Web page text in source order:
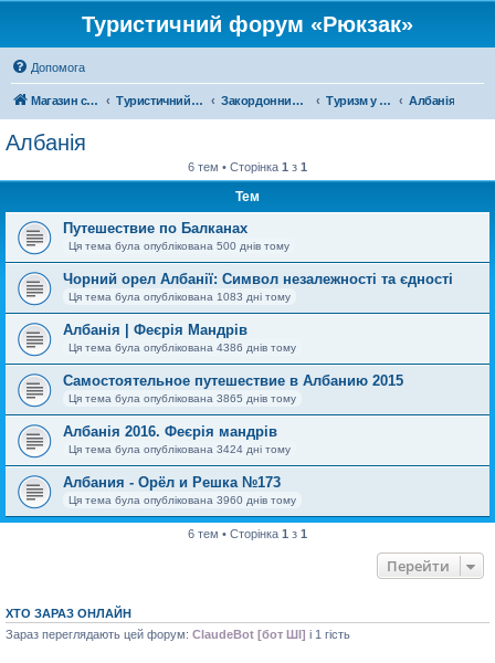
Туристичний форум «Рюкзак»
Допомога
Магазин спорядження Туристичний форум «Рюкзак» Закордонний туризм Туризм у Європі Албанія
Албанія
6 тем • Сторінка 1 з 1
Тем
Путешествие по Балканах
Ця тема була опублікована 500 днів тому
Чорний орел Албанії: Символ незалежності та єдності
Ця тема була опублікована 1083 дні тому
Албанія | Феєрія Мандрів
Ця тема була опублікована 4386 днів тому
Самостоятельное путешествие в Албанию 2015
Ця тема була опублікована 3865 днів тому
Албанія 2016. Феєрія мандрів
Ця тема була опублікована 3424 дні тому
Албания - Орёл и Решка №173
Ця тема була опублікована 3960 днів тому
6 тем • Сторінка 1 з 1
Перейти
ХТО ЗАРАЗ ОНЛАЙН
Зараз переглядають цей форум: ClaudeBot [бот ШІ] і 1 гість